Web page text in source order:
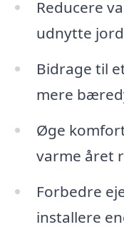
Reducere
udnytte
Bidrage til
mere
Øge
varme året
Forbedre
installere